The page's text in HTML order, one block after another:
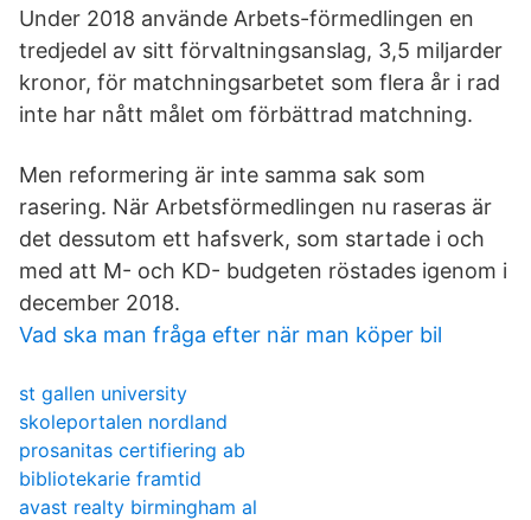
Under 2018 använde Arbets-förmedlingen en
tredjedel av sitt förvaltningsanslag, 3,5 miljarder
kronor, för matchningsarbetet som flera år i rad
inte har nått målet om förbättrad matchning.
Men reformering är inte samma sak som
rasering. När Arbetsförmedlingen nu raseras är
det dessutom ett hafsverk, som startade i och
med att M- och KD- budgeten röstades igenom i
december 2018.
Vad ska man fråga efter när man köper bil
st gallen university
skoleportalen nordland
prosanitas certifiering ab
bibliotekarie framtid
avast realty birmingham al